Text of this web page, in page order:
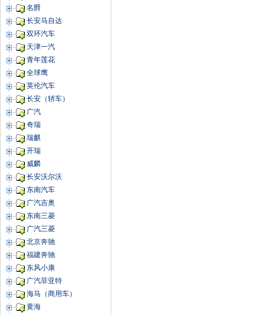
名爵
长安马自达
双环汽车
天津一汽
青年莲花
全球鹰
英伦汽车
长安（轿车）
广汽
奇瑞
瑞麒
开瑞
威麟
长安沃尔沃
东南汽车
广汽吉奥
东南三菱
广汽三菱
北京奔驰
福建奔驰
东风小康
广汽菲亚特
海马（商用车）
黄海